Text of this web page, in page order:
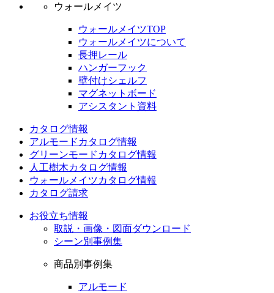
ウォールメイツ
ウォールメイツTOP
ウォールメイツについて
長押レール
ハンガーフック
壁付けシェルフ
マグネットボード
アシスタント資料
カタログ情報
アルモードカタログ情報
グリーンモードカタログ情報
人工樹木カタログ情報
ウォールメイツカタログ情報
カタログ請求
お役立ち情報
取説・画像・図面ダウンロード
シーン別事例集
商品別事例集
アルモード